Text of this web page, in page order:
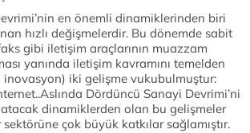
en önemli dinamiklerinden biri
hızlı değişmelerdir. Bu dönemde sabit
gibi iletişim araçlarının muazzam
yanında iletişim kavramını temelden
iki gelişme vukubulmuştur:
Dördüncü Sanayi Devrimi’ni
dinamiklerden olan bu gelişmeler
çok büyük katkılar sağlamıştır.